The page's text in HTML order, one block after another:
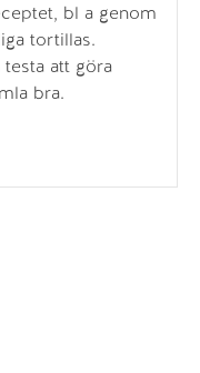
bl a genom
tortillas.
att göra
bra.